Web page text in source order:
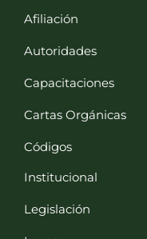
Afiliación
Autoridades
Capacitaciones
Cartas Orgánicas
Códigos
Institucional
Legislación